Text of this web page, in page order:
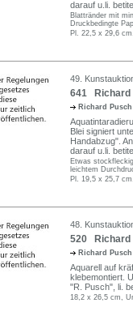
darauf u.li.
Blattränder mit
Druckbedingte
Pl. 22,5 x 29,6
49.
641 Richard
Richard
Blei signiert
Handabzug".
darauf u.li.
Etwas
leichtem
Pl. 19,5 x 25,7
48.
520 Richard
Richard
Aquarell auf
klebemontiert.
"R. Pusch", li.
18,2 x 26,5 cm,